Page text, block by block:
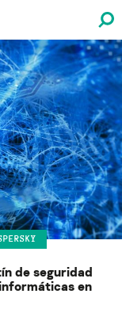
de seguridad
en